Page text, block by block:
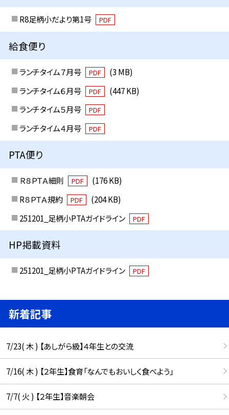
R8足柄小だより第1号 PDF
給食便り
ランチタイム７月号 PDF
(3 MB)
ランチタイム６月号
PDF
(447 KB)
ランチタイム５月号
PDF
ランチタイム４月号 PDF
PTA便り
Ｒ８ＰＴＡ細則 PDF
(176 KB)
R８ＰＴＡ規約
PDF
(204 KB)
251201_足柄小PTAガイドライン
PDF
HP掲載資料
251201_足柄小PTAガイドライン PDF
新着記事
7/23( 木 ) 【あしがら級】４年生との交流
7/16( 木 ) 【２年生】食育「なんでもおいしく食べよう」
7/7( 火 ) 【２年生】音楽朝会